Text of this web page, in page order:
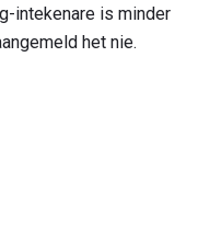
intekenare is minder
het nie.